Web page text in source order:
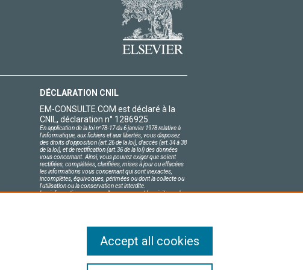
DÉCLARATION CNIL
EM-CONSULTE.COM est déclaré à la
CNIL, déclaration n° 1286925.
En application de la loi nº78-17 du 6 janvier 1978 relative à
l'informatique, aux fichiers et aux libertés, vous disposez
des droits d'opposition (art.26 de la loi), d'accès (art.34 à 38
de la loi), et de rectification (art.36 de la loi) des données
vous concernant. Ainsi, vous pouvez exiger que soient
rectifiées, complétées, clarifiées, mises à jour ou effacées
les informations vous concernant qui sont inexactes,
incomplètes, équivoques, périmées ou dont la collecte ou
l'utilisation ou la conservation est interdite.
Les informations personnelles concernant les visiteurs de
Accept all cookies